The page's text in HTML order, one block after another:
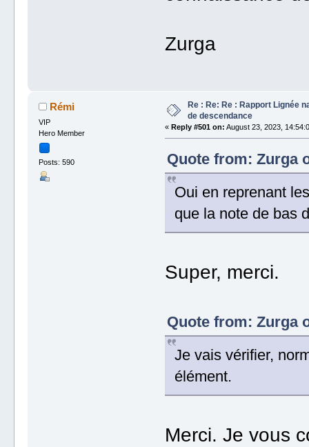
Zurga
Rémi
VIP
Hero Member
Posts: 590
Re : Re: Re : Rapport Lignée
de descendance
«Reply #501 on: August 23, 2023,
Quote from: Zurga
Oui en reprenant
que la note de bas
Super, merci.
Quote from: Zurga
Je vais vérifier,
élément.
Merci. Je vous